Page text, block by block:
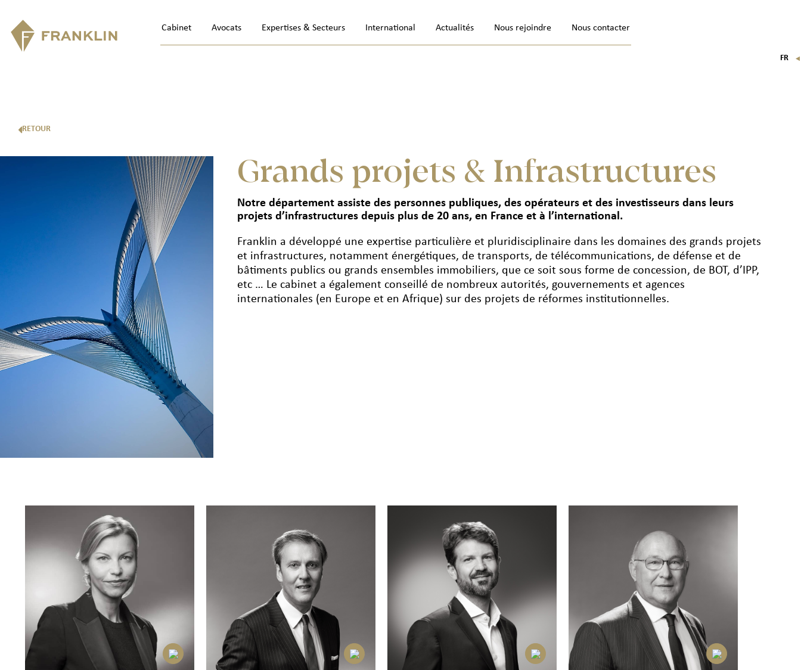
Cabinet Avocats Expertises & Secteurs International Actualités Nous rejoindre Nous contacter
FR ▼
RETOUR
Grands projets & Infrastructures
Notre département assiste des personnes publiques, des opérateurs et des investisseurs dans leurs
projets d’infrastructures depuis plus de 20 ans, en France et à l’international.
Franklin a développé une expertise particulière et pluridisciplinaire dans les domaines des grands projets
et infrastructures, notamment énergétiques, de transports, de télécommunications, de défense et de
bâtiments publics ou grands ensembles immobiliers, que ce soit sous forme de concession, de BOT, d’IPP,
etc … Le cabinet a également conseillé de nombreux autorités, gouvernements et agences
internationales (en Europe et en Afrique) sur des projets de réformes institutionnelles.